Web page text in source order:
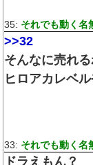
35: それでも動く名
>>32
そんなに売れ
ヒロアカレベ
33: それでも動く名
ドラえもん？